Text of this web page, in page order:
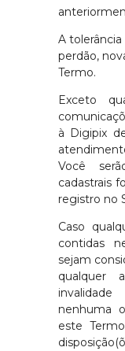
A
perdão,
Termo.
Exceto
à Digipix
Você
cadastrais
registro no
Caso
contidas
sejam
qualquer
nenhuma
este